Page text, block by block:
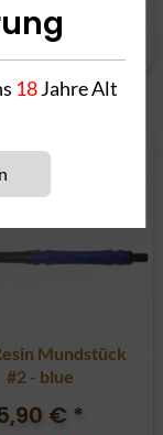
Mundstück
#2 - blue
€ *
18Jahre Alt